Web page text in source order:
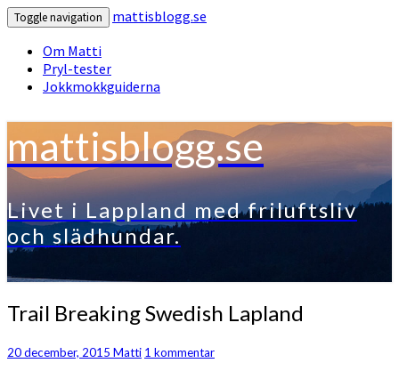
Toggle navigation
mattisblogg.se
Om Matti
Pryl-tester
Jokkmokkguiderna
mattisblogg.se
Livet i Lappland med friluftsliv
och slädhundar.
Trail
Breaking
Lapland
Trail Breaking Swedish Lapland
20 december, 2015 Matti Kommentarer
1 kommentar